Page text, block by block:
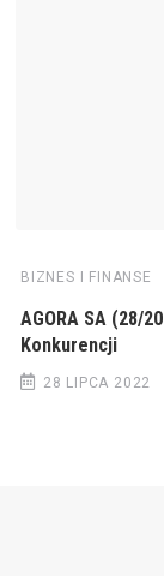
BIZNES I FINANSE
AGORA SA (28/
Konkurencji
28 LIPCA 2022